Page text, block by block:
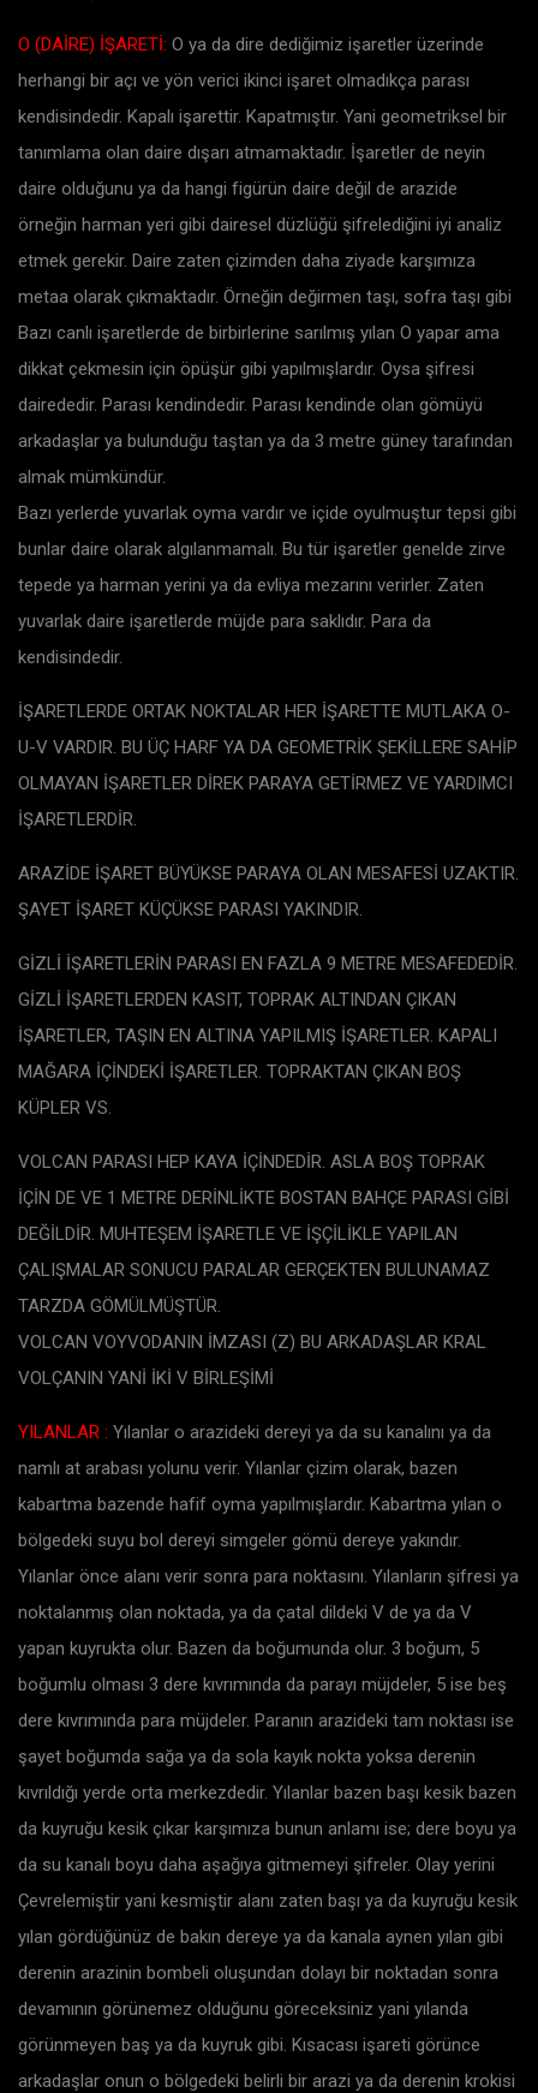
O (DAİRE) İŞARETİ: O ya da dire dediğimiz işaretler üzerinde
herhangi bir açı ve yön verici ikinci işaret olmadıkça parası
kendisindedir. Kapalı işarettir. Kapatmıştır. Yani geometriksel bir
tanımlama olan daire dışarı atmamaktadır. İşaretler de neyin
daire olduğunu ya da hangi figürün daire değil de arazide
örneğin harman yeri gibi dairesel düzlüğü şifrelediğini iyi analiz
etmek gerekir. Daire zaten çizimden daha ziyade karşımıza
metaa olarak çıkmaktadır. Örneğin değirmen taşı, sofra taşı gibi
Bazı canlı işaretlerde de birbirlerine sarılmış yılan O yapar ama
dikkat çekmesin için öpüşür gibi yapılmışlardır. Oysa şifresi
dairededir. Parası kendindedir. Parası kendinde olan gömüyü
arkadaşlar ya bulunduğu taştan ya da 3 metre güney tarafından
almak mümkündür.
Bazı yerlerde yuvarlak oyma vardır ve içide oyulmuştur tepsi gibi
bunlar daire olarak algılanmamalı. Bu tür işaretler genelde zirve
tepede ya harman yerini ya da evliya mezarını verirler. Zaten
yuvarlak daire işaretlerde müjde para saklıdır. Para da
kendisindedir.
İŞARETLERDE ORTAK NOKTALAR HER İŞARETTE MUTLAKA O-
U-V VARDIR. BU ÜÇ HARF YA DA GEOMETRİK ŞEKİLLERE SAHİP
OLMAYAN İŞARETLER DİREK PARAYA GETİRMEZ VE YARDIMCI
İŞARETLERDİR.
ARAZİDE İŞARET BÜYÜKSE PARAYA OLAN MESAFESİ UZAKTIR.
ŞAYET İŞARET KÜÇÜKSE PARASI YAKINDIR.
GİZLİ İŞARETLERİN PARASI EN FAZLA 9 METRE MESAFEDEDİR.
GİZLİ İŞARETLERDEN KASIT, TOPRAK ALTINDAN ÇIKAN
İŞARETLER, TAŞIN EN ALTINA YAPILMIŞ İŞARETLER. KAPALI
MAĞARA İÇİNDEKİ İŞARETLER. TOPRAKTAN ÇIKAN BOŞ
KÜPLER VS.
VOLCAN PARASI HEP KAYA İÇİNDEDİR. ASLA BOŞ TOPRAK
İÇİN DE VE 1 METRE DERİNLİKTE BOSTAN BAHÇE PARASI GİBİ
DEĞİLDİR. MUHTEŞEM İŞARETLE VE İŞÇİLİKLE YAPILAN
ÇALIŞMALAR SONUCU PARALAR GERÇEKTEN BULUNAMAZ
TARZDA GÖMÜLMÜŞTÜR.
VOLCAN VOYVODANIN İMZASI (Z) BU ARKADAŞLAR KRAL
VOLÇANIN YANİ İKİ V BİRLEŞİMİ
YILANLAR : Yılanlar o arazideki dereyi ya da su kanalını ya da
namlı at arabası yolunu verir. Yılanlar çizim olarak, bazen
kabartma bazende hafif oyma yapılmışlardır. Kabartma yılan o
bölgedeki suyu bol dereyi simgeler gömü dereye yakındır.
Yılanlar önce alanı verir sonra para noktasını. Yılanların şifresi ya
noktalanmış olan noktada, ya da çatal dildeki V de ya da V
yapan kuyrukta olur. Bazen da boğumunda olur. 3 boğum, 5
boğumlu olması 3 dere kıvrımında da parayı müjdeler, 5 ise beş
dere kıvrımında para müjdeler. Paranın arazideki tam noktası ise
şayet boğumda sağa ya da sola kayık nokta yoksa derenin
kıvrıldığı yerde orta merkezdedir. Yılanlar bazen başı kesik bazen
da kuyruğu kesik çıkar karşımıza bunun anlamı ise; dere boyu ya
da su kanalı boyu daha aşağıya gitmemeyi şifreler. Olay yerini
Çevrelemiştir yani kesmiştir alanı zaten başı ya da kuyruğu kesik
yılan gördüğünüz de bakın dereye ya da kanala aynen yılan gibi
derenin arazinin bombeli oluşundan dolayı bir noktadan sonra
devamının görünemez olduğunu göreceksiniz yani yılanda
görünmeyen baş ya da kuyruk gibi. Kısacası işareti görünce
arkadaşlar onun o bölgedeki belirli bir arazi ya da derenin krokisi